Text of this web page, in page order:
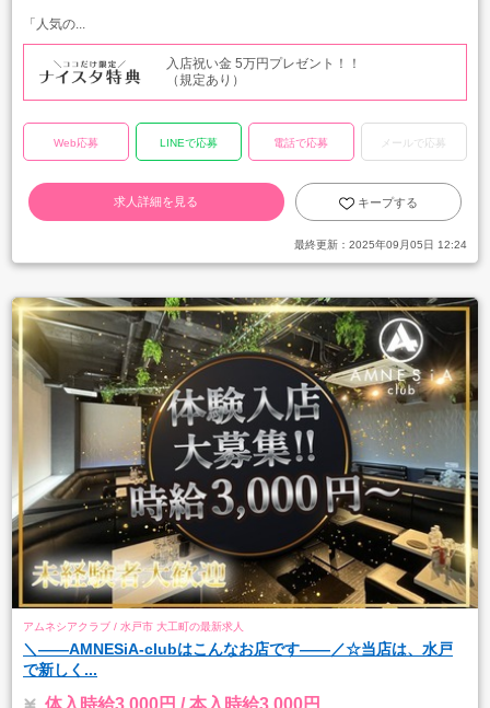
「人気の...
入店祝い金 5万円プレゼント！！
（規定あり）
Web応募 LINEで応募 電話で応募 メールで応募
求人詳細を見る キープする
最終更新： 2025年09月05日 12:24
アムネシアクラブ / 水戸市 大工町の最新求人
＼――AMNESiA-clubはこんなお店です――／☆当店は、水戸
で新しく...
体入時給3,000円 / 本入時給3,000円